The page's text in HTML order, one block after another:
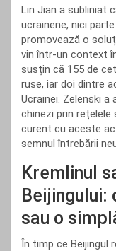
Lin Jian a subliniat
ucrainene, nici
promovează o
vin într-un context
susțin că 155 de
ruse, iar doi dintre
Ucrainei. Zelenski
chinezi prin rețelele
curent cu aceste
semnul întrebării
Kremlinul
sau o
În timp ce Beijingul